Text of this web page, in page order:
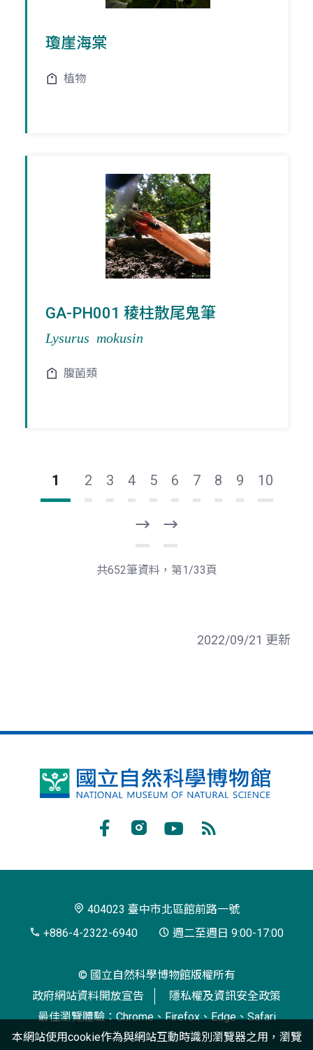
瓊崖海棠
植物
GA-PH001 稜柱散尾鬼筆
Lysurus mokusin
腹菌類
1 2 3 4 5 6 7 8 9 10
一
頁
後
一
共652筆資料，第1/33頁
2022/09/21 更新
國
博
閱
404023 臺中市北區館前路一號
+886-4-2322-6940
週二至週日 9:00-17:00
© 國立自然科學博物館版權所有
政府網站資料開放宣告
隱私權及資訊安全政策
最佳瀏覽體驗：Chrome、Firefox、Edge、Safari
本網站使用cookie作為與網站互動時識別瀏覽器之用，瀏覽